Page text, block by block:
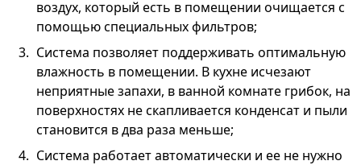
воздух, который есть в помещении очищается с
помощью специальных фильтров;
Система позволяет поддерживать оптимальную
влажность в помещении. В кухне исчезают
неприятные запахи, в ванной комнате грибок, на
поверхностях не скапливается конденсат и пыли
становится в два раза меньше;
Система работает автоматически и ее не нужно